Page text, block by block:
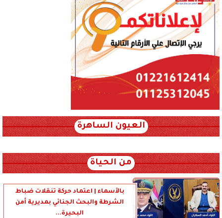
العيون الساهرة
من الحياة
بالأسماء | اعتماد حركة تنقلات ضباط
الشرطة والبحث الجنائي بمديرية أمن
البحيرة...